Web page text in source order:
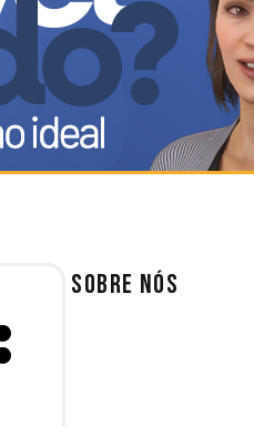
SOBRE NÓS